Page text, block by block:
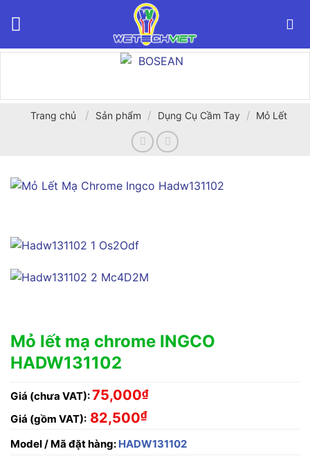
Trang chủ / Sản phẩm / Dụng Cụ Cầm Tay / Mỏ Lết
Mỏ lết mạ chrome INGCO
HADW131102
Giá (chưa VAT):75,000₫
Giá (gồm VAT): 82,500₫
Model / Mã đặt hàng: HADW131102